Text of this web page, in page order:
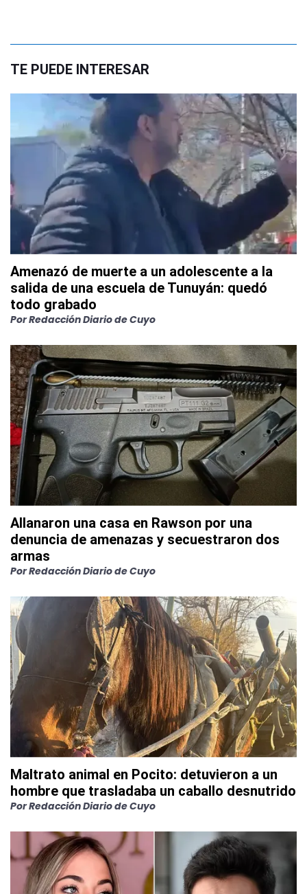
TE PUEDE INTERESAR
Amenazó de muerte a un adolescente a la
salida de una escuela de Tunuyán: quedó
todo grabado
PorRedacción Diario de Cuyo
Allanaron una casa en Rawson por una
denuncia de amenazas y secuestraron dos
armas
PorRedacción Diario de Cuyo
Maltrato animal en Pocito: detuvieron a un
hombre que trasladaba un caballo desnutrido
PorRedacción Diario de Cuyo